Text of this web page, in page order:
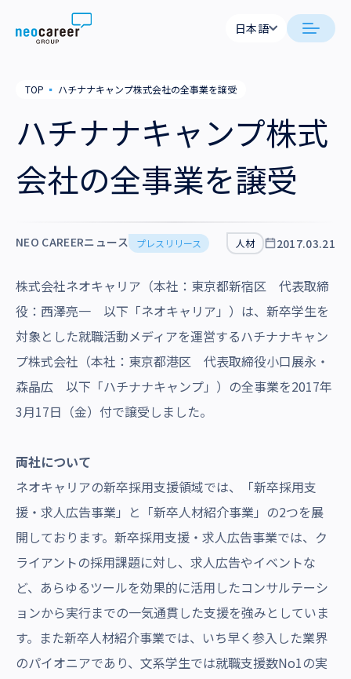
Skip to content
日本語
代表メッセージ
事業内容
採用支援
業務支援
企業情報
役員一覧
拠点一覧
沿革・受賞歴
採用情報
日本語
TOP ▪ ハチナナキャンプ株式会社の全事業を譲受
ハチナナキャンプ株式
会社の全事業を譲受
NEO CAREERニュース プレスリリース 人材 2017.03.21
株式会社ネオキャリア（本社：東京都新宿区 代表取締
役：西澤亮一 以下「ネオキャリア」）は、新卒学生を
対象とした就職活動メディアを運営するハチナナキャン
プ株式会社（本社：東京都港区 代表取締役小口展永・
森晶広 以下「ハチナナキャンプ」）の全事業を2017年
3月17日（金）付で譲受しました。
両社について
ネオキャリアの新卒採用支援領域では、「新卒採用支
援・求人広告事業」と「新卒人材紹介事業」の2つを展
開しております。新卒採用支援・求人広告事業では、ク
ライアントの採用課題に対し、求人広告やイベントな
ど、あらゆるツールを効果的に活用したコンサルテーシ
ョンから実行までの一気通貫した支援を強みとしていま
す。また新卒人材紹介事業では、いち早く参入した業界
のパイオニアであり、文系学生では就職支援数No1の実